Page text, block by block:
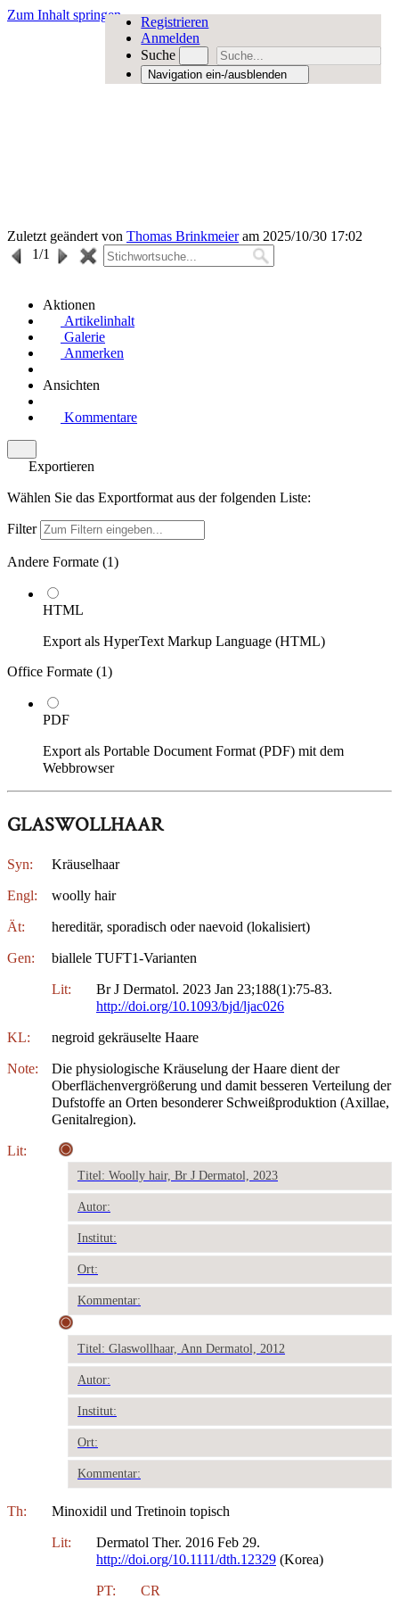
Zum Inhalt springen
Registrieren
Anmelden
Suche
Navigation ein-/ausblenden
Zuletzt geändert von Thomas Brinkmeieram 2025/10/30 17:02
1/1
Aktionen
Artikelinhalt
Galerie
Anmerken
Ansichten
Kommentare
Exportieren
Wählen Sie das Exportformat aus der folgenden Liste:
Filter
Andere Formate (1)
HTML
Export als HyperText Markup Language (HTML)
Office Formate (1)
PDF
Export als Portable Document Format (PDF) mit dem
Webbrowser
GLASWOLLHAAR
Syn: Kräuselhaar
Engl: woolly hair
Ät: hereditär, sporadisch oder naevoid (lokalisiert)
Gen: biallele TUFT1-Varianten
Lit:
Br J Dermatol. 2023 Jan 23;188(1):75-83.
http://doi.org/10.1093/bjd/ljac026
KL: negroid gekräuselte Haare
Note:
Die physiologische Kräuselung der Haare dient der
Oberflächenvergrößerung und damit besseren Verteilung der
Dufstoffe an Orten besonderer Schweißproduktion (Axillae,
Genitalregion).
Lit:
Titel: Woolly hair, Br J Dermatol, 2023
Autor:
Institut:
Ort:
Kommentar:
Titel: Glaswollhaar, Ann Dermatol, 2012
Autor:
Institut:
Ort:
Kommentar:
Th: Minoxidil und Tretinoin topisch
Lit:
Dermatol Ther. 2016 Feb 29.
http://doi.org/10.1111/dth.12329 (Korea)
PT: CR